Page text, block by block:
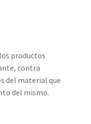
productos
contra
del material que
del mismo.